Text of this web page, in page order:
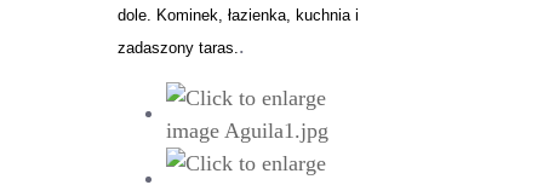
dole. Kominek, łazienka, kuchnia i
zadaszony taras..